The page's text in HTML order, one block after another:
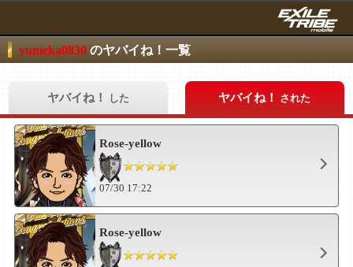
yumeka0830 のヤバイね！一覧
ヤバイね！ した ヤバイね！ された
Rose-yellow
07/30 17:22
Rose-yellow